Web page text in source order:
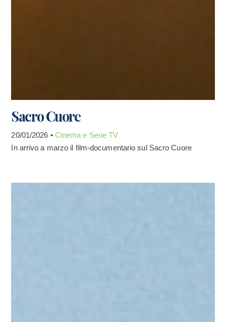
Sacro Cuore
20/01/2026 • Cinema e Serie TV
In arrivo a marzo il film-documentario sul Sacro Cuore